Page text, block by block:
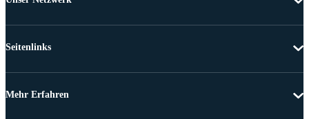
Seitenlinks
Mehr Erfahren